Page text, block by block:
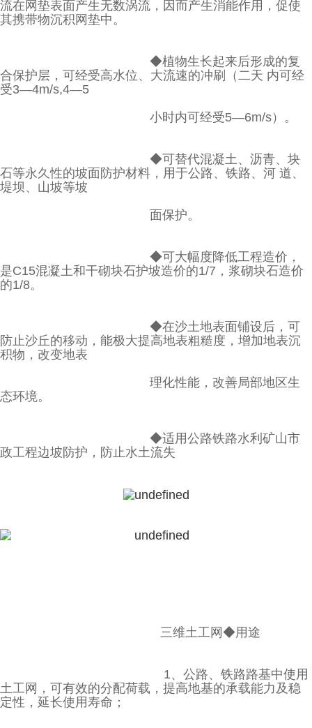
流在网垫表面产生无数涡流，因而产生消能作用，促使
其携带物沉积网 垫中。
◆植物生长起来后形成的复
合保护层，可经受高水位、大流速的冲刷（二天 内可经
受3—4m/s,4—5
小时内可经受5—6m/s）。
◆可替代混凝土、沥青、块
石等永久性的坡面防护材料，用于公路、铁路、河 道、
堤坝、山坡等坡
面保护。
◆可大幅度降低工程造价，
是C15混凝土和干砌块石护坡造价的1/7，浆砌块石造价
的1/8。
◆在沙土地表面铺设后，可
防止沙丘的移动，能极大提高地表粗糙度，增加地表沉
积物，改变地表
理化性能，改善局部地区生
态环境。
◆适用公路铁路水利矿山市
政工程边坡防护，防止水土流失
三维土工网◆用途
1、公路、铁路路基中使用
土工网，可有效的分配荷载，提高地基的承载能力及稳
定性，延长使用寿命；